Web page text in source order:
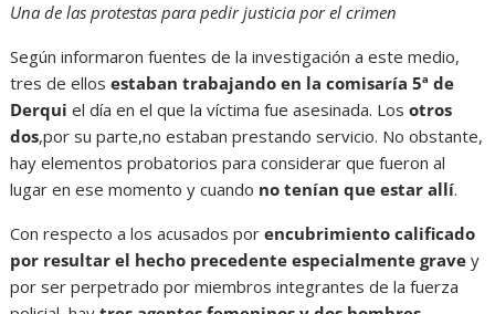
Una de las protestas para pedir justicia por el crimen
Según informaron fuentes de la investigación a este medio,
tres de ellosestaban trabajando en la comisaría 5ª de
Derquiel día en el que la víctima fue asesinada. Losotros
dos,por su parte,no estaban prestando servicio. No obstante,
hay elementos probatorios para considerar que fueron al
lugar en ese momento y cuando no tenían que estar allí.
Con respecto a los acusados porencubrimiento calificado
por resultar el hecho precedente especialmente gravey
por ser perpetrado por miembros integrantes de la fuerza